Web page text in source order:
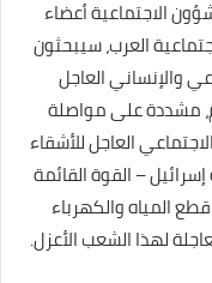
الاجتماعية أعضاء
العرب، سيبحثون
والإنساني العاجل
مشددة على مواصلة
العاجل للأشقاء
– القوة القائمة
قطع المياه والكهرباء
لهذا الشعب الأعزل.